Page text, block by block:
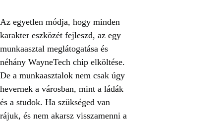
Az egyetlen módja, hogy minden
karakter eszközét fejleszd, az egy
munkaasztal meglátogatása és
néhány WayneTech chip elköltése.
De a munkaasztalok nem csak úgy
hevernek a városban, mint a ládák
és a studok. Ha szükséged van
rájuk, és nem akarsz visszamenni a